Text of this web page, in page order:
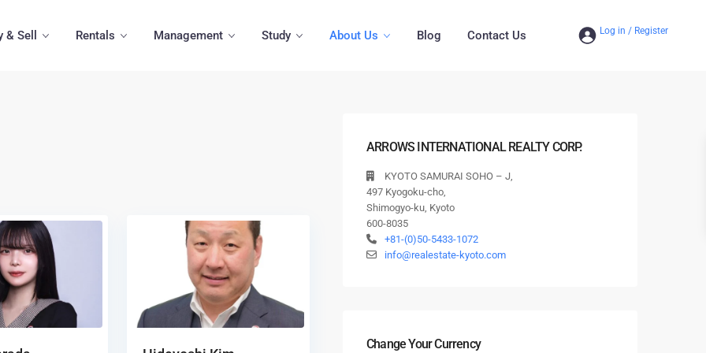
& Sell Rentals Management Study About Us Blog Contact Us
ARROWS INTERNATIONAL REALTY CORP.
KYOTO SAMURAI SOHO – J,
497 Kyogoku-cho,
Shimogyo-ku, Kyoto
600-8035
+81-(0)50-5433-1072
info@realestate-kyoto.com
Change Your Currency